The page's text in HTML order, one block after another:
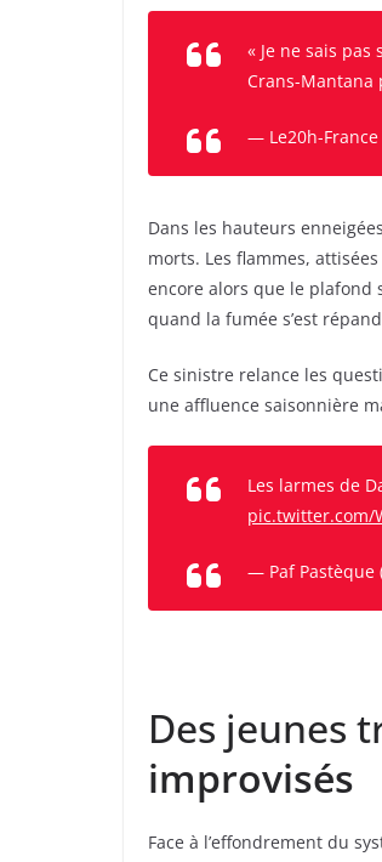
« Je ne sais
Crans-Mantana
— Le20h-France
Dans les hauteurs
morts. Les flammes,
encore alors que le plafond
quand la fumée s’est
Ce sinistre relance les
une affluence saisonnière
Les larmes de
pic.twitter.com/
— Paf Pastèque
Des jeunes
improvisés
Face à l’effondrement du